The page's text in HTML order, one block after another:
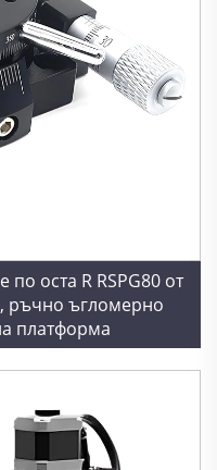
оста R RSPG80 от
ръчно ъгломерно
платформа